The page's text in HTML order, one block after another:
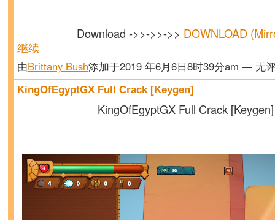
Download ->>->>->> DOWNLOAD
继续
由Brittany Bush添加于2019 年6月6日8时39分am — 无
KingOfEgyptGX Full Crack [Keygen]
KingOfEgyptGX Full Crack [Keygen]